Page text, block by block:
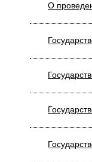
О